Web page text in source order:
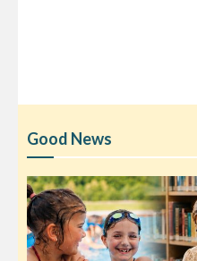
Good News